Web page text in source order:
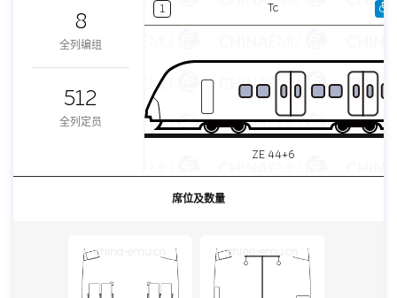
8
全列编组
512
全列定员
1 Tc
ZE 44+6
席位及数量
china-emu.cn china-emu.cn